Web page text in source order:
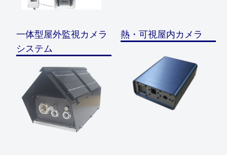
一体型屋外監視カメラ
システム
熱・可視屋内カメラ